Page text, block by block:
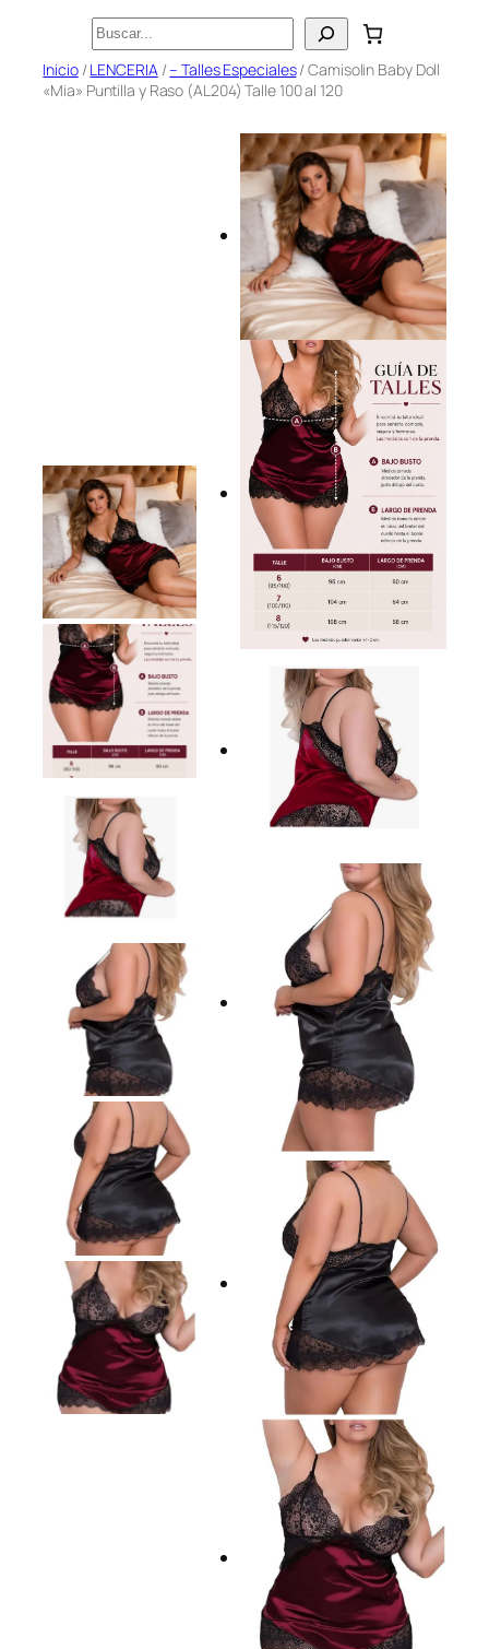
contenido
Buscar
Inicio/LENCERIA/– Talles Especiales/ Camisolin Baby Doll
«Mia» Puntilla y Raso (AL204) Talle 100 al 120